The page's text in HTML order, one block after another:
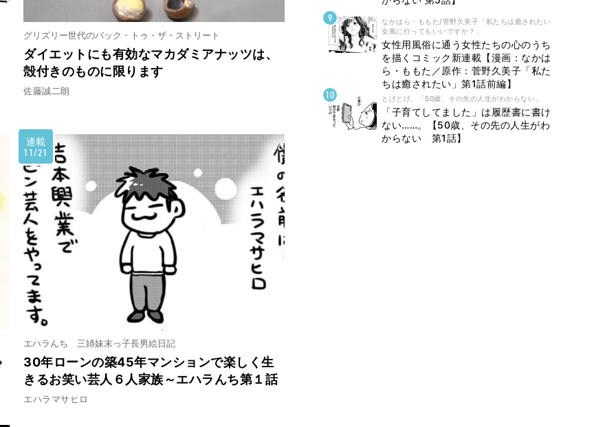
グリズリー世代のバック・トゥ・ザ・ストリート
ダイエットにも有効なマカダミアナッツは、
殻付きのものに限ります
佐藤誠二朗
連載
11/21
エハラんち 三姉妹末っ子長男絵日記
30年ローンの築45年マンションで楽しく生
きるお笑い芸人６人家族～エハラんち第１話
エハラマサヒロ
なかはら・ももた/菅野久美子「私たちは癒されたい
女風に行ってもいいですか？」
女性用風俗に通う女性たちの心のうち
を描くコミック新連載【漫画：なかは
ら・ももた／原作：菅野久美子「私た
ちは癒されたい」第1話前編】
とげとげ。「50歳、その先の人生がわからない」
「子育てしてました」は履歴書に書け
ない……。【50歳、その先の人生がわ
からない 第1話】